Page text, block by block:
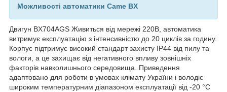
Можливості автоматики Came BX
Двигун BX704AGS Живиться від мережі 220В, автоматика
витримує експлуатацію з інтенсивністю до 20 циклів за годину.
Корпус підтримує високий стандарт захисту IP44 від пилу та
вологи, а це захищає від негативного впливу зовнішніх
факторів навколишнього середовища. Приведення
адаптовано для роботи в умовах клімату України і володіє
широким температурним діапазоном експлуатації від -20 °C